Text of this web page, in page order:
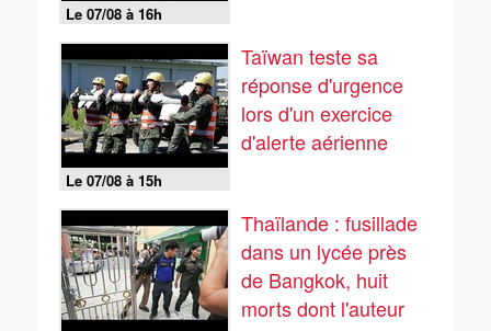
Le 07/08 à 16h
Le 07/08 à 15h
Taïwan teste sa
réponse d'urgence
lors d'un exercice
d'alerte aérienne
Thaïlande : fusillade
dans un lycée près
de Bangkok, huit
morts dont l'auteur